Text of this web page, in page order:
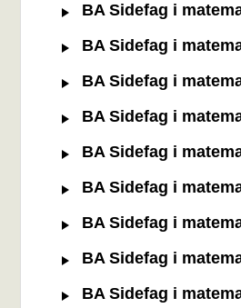
BA Sidefag i
BA Sidefag i
BA Sidefag i
BA Sidefag i
BA Sidefag i
BA Sidefag i
BA Sidefag i
BA Sidefag i
BA Sidefag i